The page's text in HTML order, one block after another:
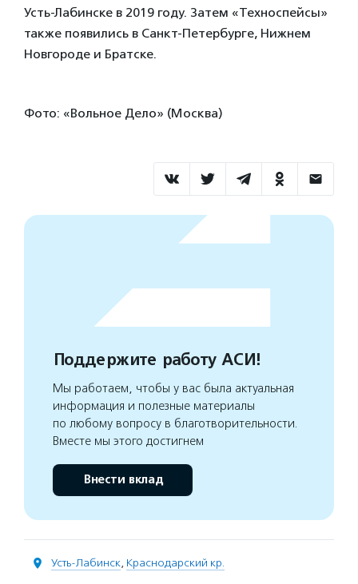
Усть-Лабинске в 2019 году. Затем «Техноспейсы»
также появились в Санкт-Петербурге, Нижнем
Новгороде и Братске.
Фото: «Вольное Дело» (Москва)
Поддержите работу АСИ!
Мы работаем, чтобы у вас была актуальная
информация и полезные материалы
по любому вопросу в благотворительности.
Вместе мы этого достигнем
Внести вклад
Усть-Лабинск, Краснодарский кр.